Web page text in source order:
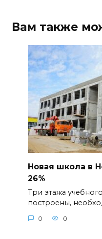
Вам также
Новая школа в
26%
Три этажа
построены,
0 0